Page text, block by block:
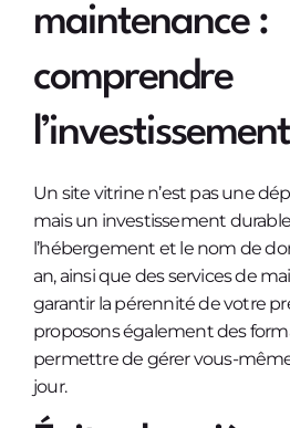
maintenance :
comprendre
Un site vitrine n’est pas une
mais un investissement
l’hébergement et le nom de
an, ainsi que des services de
garantir la pérennité de votre
proposons également des
permettre de gérer vous-
jour.